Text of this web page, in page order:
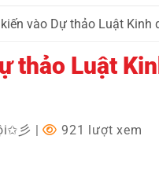
vào Dự thảo Luật
thảo Luật
彡 | 921 lượt xem